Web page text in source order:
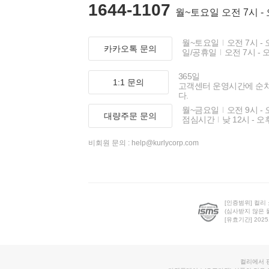
1644-1107 월~토요일 오전 7시 -
카카오톡 문의
월~토요일
오전 7시 -
일/공휴일
오전 7시 -
1:1 문의
365일
고객센터 운영시간에 순
다.
대량주문 문의
월~금요일
오전 9시 -
점심시간
낮 12시 - 오
비회원 문의 : help@kurlycorp.com
[인증범위] 컬리
(심사받지 않은
[유효기간]
컬리에서